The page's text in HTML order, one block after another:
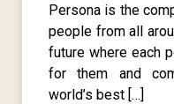
Persona is the
people from all
future where each
for them and
world’s best […]